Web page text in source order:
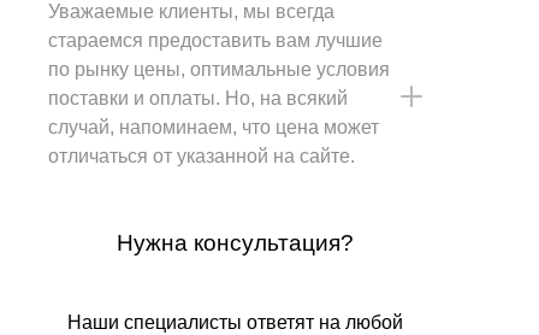
Уважаемые клиенты, мы всегда
стараемся предоставить вам лучшие
по рынку цены, оптимальные условия
поставки и оплаты. Но, на всякий
случай, напоминаем, что цена может
отличаться от указанной на сайте.
Нужна консультация?
Наши специалисты ответят на любой